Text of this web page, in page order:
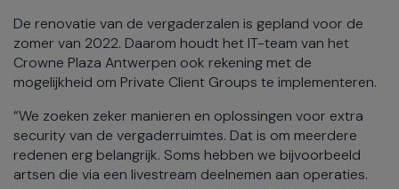
De renovatie van de vergaderzalen is gepland voor de
zomer van 2022. Daarom houdt het IT-team van het
Crowne Plaza Antwerpen ook rekening met de
mogelijkheid om Private Client Groups te implementeren.
“We zoeken zeker manieren en oplossingen voor extra
security van de vergaderruimtes. Dat is om meerdere
redenen erg belangrijk. Soms hebben we bijvoorbeeld
artsen die via een livestream deelnemen aan operaties.